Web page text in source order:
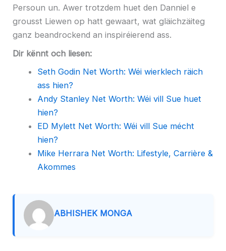
Persoun un. Awer trotzdem huet den Danniel e
grousst Liewen op hatt gewaart, wat gläichzäiteg
ganz beandrockend an inspiréierend ass.
Dir kënnt och liesen:
Seth Godin Net Worth: Wéi wierklech räich
ass hien?
Andy Stanley Net Worth: Wéi vill Sue huet
hien?
ED Mylett Net Worth: Wéi vill Sue mécht
hien?
Mike Herrara Net Worth: Lifestyle, Carrière &
Akommes
ABHISHEK MONGA